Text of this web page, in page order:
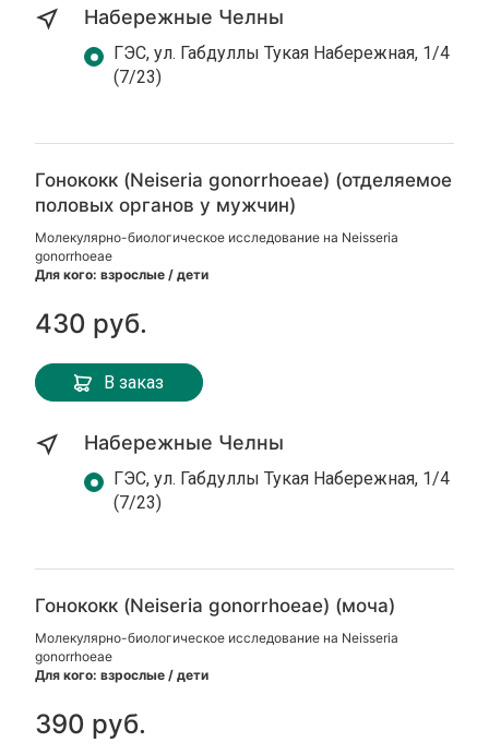
Набережные Челны
ГЭС, ул. Габдуллы Тукая Набережная, 1/4
(7/23)
Гонококк (Neiseria gonorrhoeae) (отделяемое
половых органов у мужчин)
Молекулярно-биологическое исследование на Neisseria
gonorrhoeae
Для кого: взрослые / дети
430 руб.
В заказ
Набережные Челны
ГЭС, ул. Габдуллы Тукая Набережная, 1/4
(7/23)
Гонококк (Neiseria gonorrhoeae) (моча)
Молекулярно-биологическое исследование на Neisseria
gonorrhoeae
Для кого: взрослые / дети
390 руб.